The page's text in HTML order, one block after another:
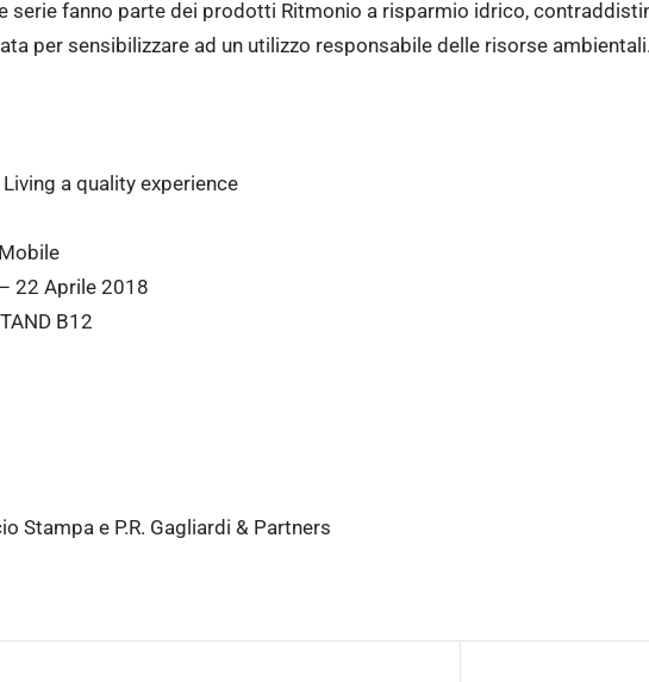
serie fanno parte dei prodotti Ritmonio a risparmio idrico,
per sensibilizzare ad un utilizzo responsabile delle risorse ambientali.
a quality experience
22 Aprile 2018
B12
Stampa e P.R. Gagliardi & Partners